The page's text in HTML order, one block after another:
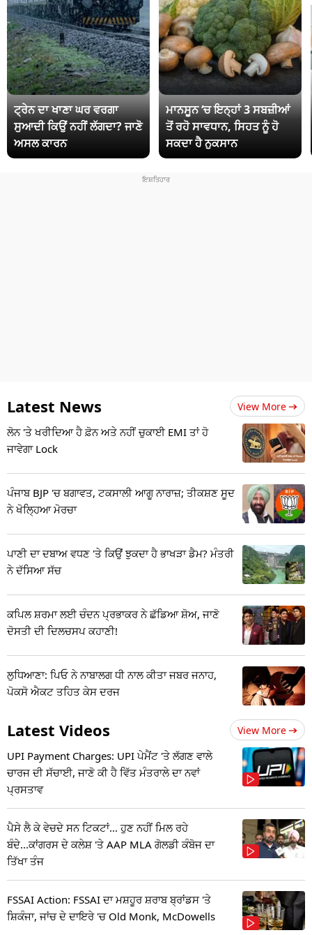
ਟ੍ਰੇਨ ਦਾ ਖਾਣਾ ਘਰ ਵਰਗਾ
ਸੁਆਦੀ ਕਿਉਂ ਨਹੀਂ ਲੱਗਦਾ? ਜਾਣੋ
ਅਸਲ ਕਾਰਨ
ਮਾਨਸੂਨ ‘ਚ ਇਨ੍ਹਾਂ 3 ਸਬਜ਼ੀਆਂ
ਤੋਂ ਰਹੋ ਸਾਵਧਾਨ, ਸਿਹਤ ਨੂੰ ਹੋ
ਸਕਦਾ ਹੈ ਨੁਕਸਾਨ
Latest News View More
ਲੋਨ 'ਤੇ ਖਰੀਦਿਆ ਹੈ ਫ਼ੋਨ ਅਤੇ ਨਹੀਂ ਚੁਕਾਈ EMI ਤਾਂ ਹੋ
ਜਾਵੇਗਾ Lock
ਪੰਜਾਬ BJP 'ਚ ਬਗਾਵਤ, ਟਕਸਾਲੀ ਆਗੂ ਨਾਰਾਜ਼; ਤੀਕਸ਼ਣ ਸੂਦ
ਨੇ ਖੋਲ੍ਹਿਆ ਮੋਰਚਾ
ਪਾਣੀ ਦਾ ਦਬਾਅ ਵਧਣ 'ਤੇ ਕਿਉਂ ਝੁਕਦਾ ਹੈ ਭਾਖੜਾ ਡੈਮ? ਮੰਤਰੀ
ਨੇ ਦੱਸਿਆ ਸੱਚ
ਕਪਿਲ ਸ਼ਰਮਾ ਲਈ ਚੰਦਨ ਪ੍ਰਭਾਕਰ ਨੇ ਛੱਡਿਆ ਸ਼ੋਅ, ਜਾਣੋ
ਦੋਸਤੀ ਦੀ ਦਿਲਚਸਪ ਕਹਾਣੀ!
ਲੁਧਿਆਣਾ: ਪਿਓ ਨੇ ਨਾਬਾਲਗ ਧੀ ਨਾਲ ਕੀਤਾ ਜਬਰ ਜਨਾਹ,
ਪੋਕਸੋ ਐਕਟ ਤਹਿਤ ਕੇਸ ਦਰਜ
Latest Videos View More
UPI Payment Charges: UPI ਪੇਮੈਂਟ 'ਤੇ ਲੱਗਣ ਵਾਲੇ
ਚਾਰਜ ਦੀ ਸੱਚਾਈ, ਜਾਣੋ ਕੀ ਹੈ ਵਿੱਤ ਮੰਤਰਾਲੇ ਦਾ ਨਵਾਂ
ਪ੍ਰਸਤਾਵ
ਪੈਸੇ ਲੈ ਕੇ ਵੇਚਦੇ ਸਨ ਟਿਕਟਾਂ... ਹੁਣ ਨਹੀਂ ਮਿਲ ਰਹੇ
ਬੰਦੇ...ਕਾਂਗਰਸ ਦੇ ਕਲੇਸ਼ 'ਤੇ AAP MLA ਗੋਲਡੀ ਕੰਬੋਜ ਦਾ
ਤਿੱਖਾ ਤੰਜ
FSSAI Action: FSSAI ਦਾ ਮਸ਼ਹੂਰ ਸ਼ਰਾਬ ਬ੍ਰਾਂਡਸ 'ਤੇ
ਸ਼ਿਕੰਜਾ, ਜਾਂਚ ਦੇ ਦਾਇਰੇ 'ਚ Old Monk, McDowells